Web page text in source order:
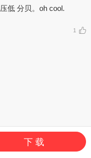
低 分贝。oh cool.
1
下 载